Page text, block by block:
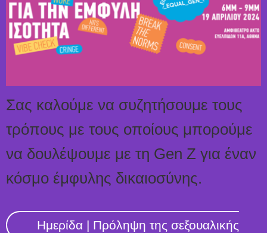
Σας καλούμε να συζητήσουμε τους
τρόπους με τους οποίους μπορούμε
να δουλέψουμε με τη Gen Z για έναν
κόσμο έμφυλης δικαιοσύνης.
Ημερίδα | Πρόληψη της σεξουαλικής